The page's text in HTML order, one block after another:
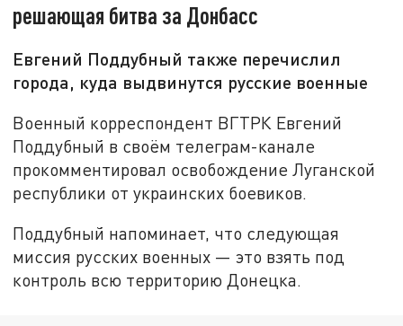
решающая битва за Донбасс
Евгений Поддубный также перечислил
города, куда выдвинутся русские военные
Военный корреспондент ВГТРК Евгений
Поддубный в своём телеграм-канале
прокомментировал освобождение Луганской
республики от украинских боевиков.
Поддубный напоминает, что следующая
миссия русских военных — это взять под
контроль всю территорию Донецка.